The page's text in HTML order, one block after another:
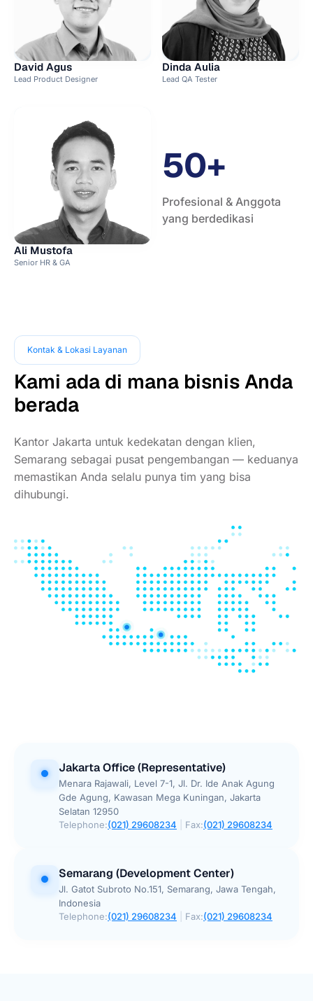
David Agus
Lead Product Designer
Dinda Aulia
Lead QA Tester
Ali Mustofa
Senior HR & GA
50+
Profesional & Anggota
yang berdedikasi
Kontak & Lokasi Layanan
Kami ada di mana bisnis Anda
berada
Kantor Jakarta untuk kedekatan dengan klien,
Semarang sebagai pusat pengembangan — keduanya
memastikan Anda selalu punya tim yang bisa
dihubungi.
Jakarta Office (Representative)
Menara Rajawali, Level 7-1, Jl. Dr. Ide Anak Agung
Gde Agung, Kawasan Mega Kuningan, Jakarta
Selatan 12950
Telephone:(021) 29608234 Fax:(021) 29608234
Semarang (Development Center)
Jl. Gatot Subroto No.151, Semarang, Jawa Tengah,
Indonesia
Telephone:(021) 29608234 Fax:(021) 29608234